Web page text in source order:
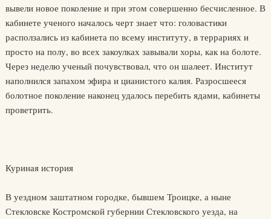
вывели новое поколение и при этом совершенно бесчисленное. В
кабинете ученого началось черт знает что: головастики
расползались из кабинета по всему институту, в террариях и
просто на полу, во всех закоулках завывали хоры, как на болоте.
Через неделю ученый почувствовал, что он шалеет. Институт
наполнился запахом эфира и цианистого калия. Разросшееся
болотное поколение наконец удалось перебить ядами, кабинеты
проветрить.
Куриная история
В уездном заштатном городке, бывшем Троицке, а ныне
Стекловске Костромской губернии Стекловского уезда, на